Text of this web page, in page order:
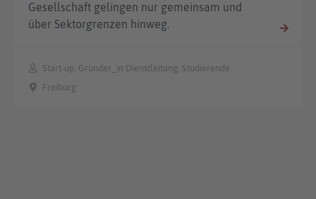
Gesellschaft gelingen nur gemeinsam und
über Sektorgrenzen hinweg.
Start-up, Gründer_in Dienstleitung, Studierende
Freiburg